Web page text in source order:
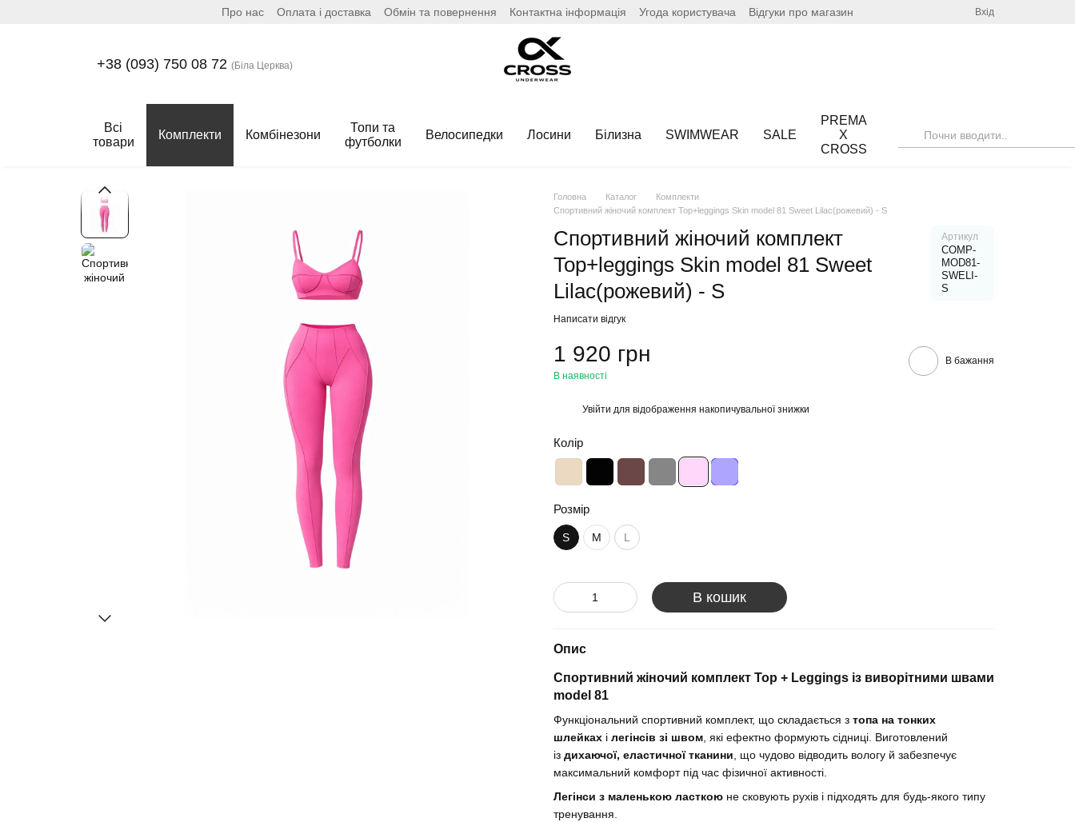
Про нас Оплата і доставка Обмін та повернення Контактна інформація Угода користувача Відгуки про магазин Вхід
+38 (093) 750 08 72 (Біла Церква)
Всі
товари
Комплекти Комбінезони
Топи та
футболки
Велосипедки Лосини Білизна SWIMWEAR SALE
PREMA
X
CROSS
Головна Каталог
Комплекти
Спортивний жіночий комплект Top+leggings Skin model 81 Sweet Lilac(рожевий) - S
Спортивний жіночий комплект
Top+leggings Skin model 81 Sweet
Lilac(рожевий) - S
Артикул
COMP-
MOD81-
SWELI-
S
Написати відгук
1 920 грн
В наявності
В бажання
Увійти для відображення накопичувальної знижки
Колір
Розмір
S M L
В кошик
Опис
Спортивний жіночий комплект Top + Leggings із виворітними швами
model 81
Функціональний спортивний комплект, що складається з топа на тонких
шлейкахі легінсів зі швом, які ефектно формують сідниці. Виготовлений
із дихаючої, еластичної тканини , що чудово відводить вологу й забезпечує
максимальний комфорт під час фізичної активності.
Легінси з маленькою ласткоюне сковують рухів і підходять для будь-якого типу
тренування.